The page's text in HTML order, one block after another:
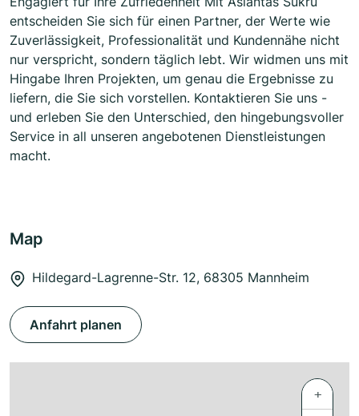
entscheiden Sie sich für einen Partner, der Werte wie
Zuverlässigkeit, Professionalität und Kundennähe nicht
nur verspricht, sondern täglich lebt. Wir widmen uns mit
Hingabe Ihren Projekten, um genau die Ergebnisse zu
liefern, die Sie sich vorstellen. Kontaktieren Sie uns -
und erleben Sie den Unterschied, den hingebungsvoller
Service in all unseren angebotenen Dienstleistungen
macht.
Map
Hildegard-Lagrenne-Str. 12, 68305 Mannheim
Anfahrt planen
+